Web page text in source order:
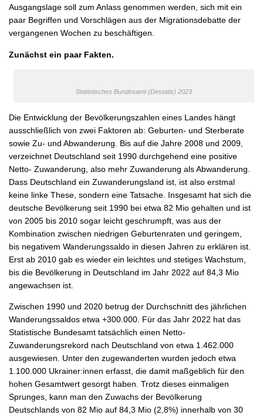
Ausgangslage soll zum Anlass genommen werden, sich mit ein
paar Begriffen und Vorschlägen aus der Migrationsdebatte der
vergangenen Wochen zu beschäftigen.
Zunächst ein paar Fakten.
Statistisches Bundesamt (Destatis) 2023
Die Entwicklung der Bevölkerungszahlen eines Landes hängt
ausschließlich von zwei Faktoren ab: Geburten- und Sterberate
sowie Zu- und Abwanderung. Bis auf die Jahre 2008 und 2009,
verzeichnet Deutschland seit 1990 durchgehend eine positive
Netto- Zuwanderung, also mehr Zuwanderung als Abwanderung.
Dass Deutschland ein Zuwanderungsland ist, ist also erstmal
keine linke These, sondern eine Tatsache. Insgesamt hat sich die
deutsche Bevölkerung seit 1990 bei etwa 82 Mio gehalten und ist
von 2005 bis 2010 sogar leicht geschrumpft, was aus der
Kombination zwischen niedrigen Geburtenraten und geringem,
bis negativem Wanderungssaldo in diesen Jahren zu erklären ist.
Erst ab 2010 gab es wieder ein leichtes und stetiges Wachstum,
bis die Bevölkerung in Deutschland im Jahr 2022 auf 84,3 Mio
angewachsen ist.
Zwischen 1990 und 2020 betrug der Durchschnitt des jährlichen
Wanderungssaldos etwa +300.000. Für das Jahr 2022 hat das
Statistische Bundesamt tatsächlich einen Netto-
Zuwanderungsrekord nach Deutschland von etwa 1.462.000
ausgewiesen. Unter den zugewanderten wurden jedoch etwa
1.100.000 Ukrainer:innen erfasst, die damit maßgeblich für den
hohen Gesamtwert gesorgt haben. Trotz dieses einmaligen
Sprunges, kann man den Zuwachs der Bevölkerung
Deutschlands von 82 Mio auf 84,3 Mio (2,8%) innerhalb von 30